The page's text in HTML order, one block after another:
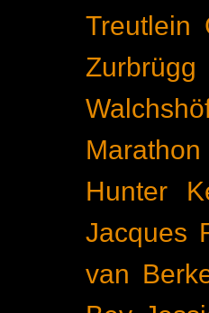
Treutlein
Zurbrügg
Marathon
Hunter
Jacques
van